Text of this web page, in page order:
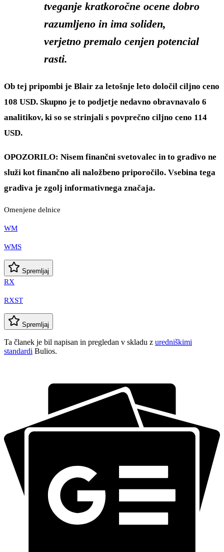
tveganje kratkoročne ocene dobro
razumljeno in ima soliden,
verjetno premalo cenjen potencial
rasti.
Ob tej pripombi je Blair za letošnje leto določil ciljno ceno
108 USD. Skupno je to podjetje nedavno obravnavalo 6
analitikov, ki so se strinjali s povprečno ciljno ceno 114
USD.
OPOZORILO: Nisem finančni svetovalec in to gradivo ne
služi kot finančno ali naložbeno priporočilo. Vsebina tega
gradiva je zgolj informativnega značaja.
Omenjene delnice
WM
WMS
Spremljaj
RX
RXST
Spremljaj
Ta članek je bil napisan in pregledan v skladu z uredniškimi
standardi Bulios.